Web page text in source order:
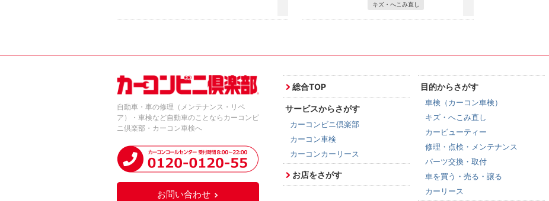
キズ・へこみ直し
自動車・車の修理（メンテナンス・リペ
ア）・車検など自動車のことならカーコンビ
ニ倶楽部・カーコン車検へ
お問い合わせ
総合TOP
サービスからさがす
カーコンビニ倶楽部
カーコン車検
カーコンカーリース
お店をさがす
目的からさがす
車検（カーコン車検）
キズ・へこみ直し
カービューティー
修理・点検・メンテナンス
パーツ交換・取付
車を買う・売る・譲る
カーリース